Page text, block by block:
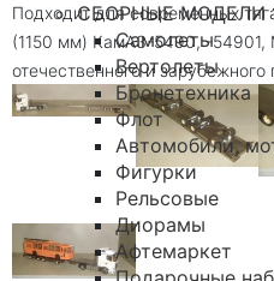
СБОРНЫЕ МОДЕЛИ
Самолеты
Вертолеты
Бронетехника
Флот
Автомобили,
Фигурки
Рельсовые
Диорамы
Афтемаркет
Подходит для современных
(1150 мм) КамАЗ-5490, -54901,
отечественного и зарубежного